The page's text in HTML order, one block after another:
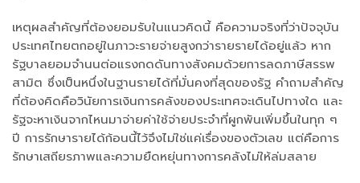
เหตุผลสำคัญที่ต้องยอมรับในแนวคิดนี้ คือความจริงที่ว่าปัจจุบัน
ประเทศไทยตกอยู่ในภาวะรายจ่ายสูงกว่ารายรายได้อยู่แล้ว หาก
รัฐบาลยอมจำนนต่อแรงกดดันทางสังคมด้วยการลดภาษีสรรพ
สามิต ซึ่งเป็นหนึ่งในฐานรายได้ที่มั่นคงที่สุดของรัฐ คำถามสำคัญ
ที่ต้องคิดคือวินัยการเงินการคลังของประเทศจะเดินไปทางใด และ
รัฐจะหาเงินจากไหนมาจ่ายค่าใช้จ่ายประจำที่ผูกพันเพิ่มขึ้นในทุก ๆ
ปี การรักษารายได้ก้อนนี้ไว้จึงไม่ใช่แค่เรื่องของตัวเลข แต่คือการ
รักษาเสถียรภาพและความยืดหยุ่นทางการคลังไม่ให้ล่มสลาย